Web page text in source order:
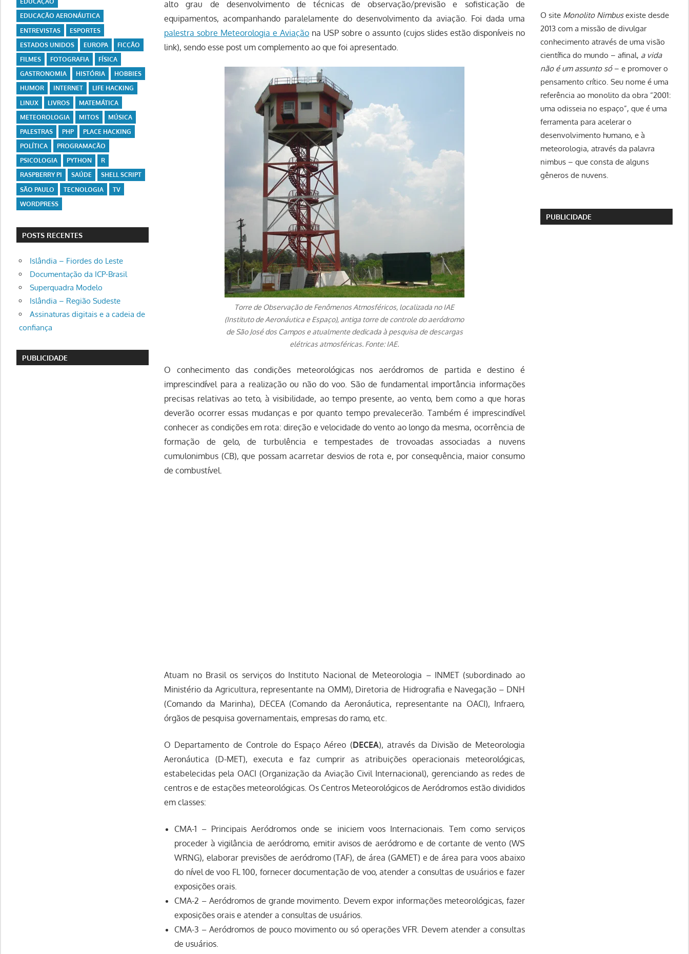
alto grau de desenvolvimento de técnicas de observação/previsão e sofisticação de
equipamentos, acompanhando paralelamente do desenvolvimento da aviação. Foi dada uma
palestra sobre Meteorologia e Aviação na USP sobre o assunto (cujos slides estão disponíveis no
link), sendo esse post um complemento ao que foi apresentado.
Torre de Observação de Fenômenos Atmosféricos, localizada no IAE
(Instituto de Aeronáutica e Espaço), antiga torre de controle do aeródromo
de São José dos Campos e atualmente dedicada à pesquisa de descargas
elétricas atmosféricas. Fonte: IAE.
O conhecimento das condições meteorológicas nos aeródromos de partida e destino é
imprescindível para a realização ou não do voo. São de fundamental importância informações
preci­sas relativas ao teto, à visibilidade, ao tempo presente, ao vento, bem como a que horas
deverão ocorrer essas mudanças e por quanto tempo prevalecerão. Também é imprescindível
conhecer as condições em rota: direção e velocidade do vento ao longo da mesma, ocorrência de
formação de gelo, de turbulência e tempestades de trovoadas associadas a nuvens
cumulonimbus (CB), que possam acarretar desvios de rota e, por consequência, maior consumo
de combustível.
Atuam no Brasil os serviços do Instituto Nacional de Meteorologia – INMET (subordinado ao
Ministério da Agricultura, representante na OMM), Diretoria de Hidrografia e Navegação – DNH
(Comando da Marinha), DECEA (Comando da Aeronáutica, representante na OACI), Infraero,
órgãos de pesquisa governamentais, empresas do ramo, etc.
O Departamento de Controle do Espaço Aéreo (DECEA), através da Divisão de Meteorologia
Aeronáutica (D-MET), executa e faz cumprir as atribuições operacionais meteorológicas,
estabelecidas pela OACI (Organização da Aviação Civil Internacional), gerenciando as redes de
centros e de estações meteorológicas. Os Centros Meteorológicos de Aeródromos estão divididos
em classes:
CMA-1 – Principais Aeródromos onde se iniciem voos Internacionais. Tem como serviços
proceder à vigilância de aeródromo, emitir avisos de aeródromo e de cortante de vento (WS
WRNG), elaborar previsões de aeródromo (TAF), de área (GAMET) e de área para voos abaixo
do nível de voo FL 100, fornecer documentação de voo, atender a consultas de usuários e fazer
exposições orais.
CMA-2 – Aeródromos de grande movimento. Devem expor informações meteorológicas, fazer
exposições orais e atender a consultas de usuários.
CMA-3 – Aeródromos de pouco movimento ou só operações VFR. Devem atender a consultas
de usuários.
EDUCAÇÃO AERONÁUTICA
ENTREVISTAS
ESPORTES
ESTADOS UNIDOS
EUROPA
FICÇÃO
FILMES
FOTOGRAFIA
FÍSICA
GASTRONOMIA
HISTÓRIA
HOBBIES
HUMOR
INTERNET
LIFE HACKING
LINUX
LIVROS
MATEMÁTICA
METEOROLOGIA
MITOS
MÚSICA
PALESTRAS
PHP
PLACE HACKING
POLÍTICA
PROGRAMAÇÃO
PSICOLOGIA
PYTHON
R
RASPBERRY PI
SAÚDE
SHELL SCRIPT
SÃO PAULO
TECNOLOGIA
TV
WORDPRESS
POSTS RECENTES
Islândia – Fiordes do Leste
Documentação da ICP-Brasil
Superquadra Modelo
Islândia – Região Sudeste
Assinaturas digitais e a cadeia de
confiança
PUBLICIDADE
O site Monolito Nimbusexiste desde
2013 com a missão de divulgar
conhecimento através de uma visão
científica do mundo – afinal, a vida
não é um assunto só– e promover o
pensamento crítico. Seu nome é uma
referência ao monolito da obra “2001:
uma odisseia no espaço”, que é uma
ferramenta para acelerar o
desenvolvimento humano, e à
meteorologia, através da palavra
nimbus – que consta de alguns
gêneros de nuvens.
PUBLICIDADE